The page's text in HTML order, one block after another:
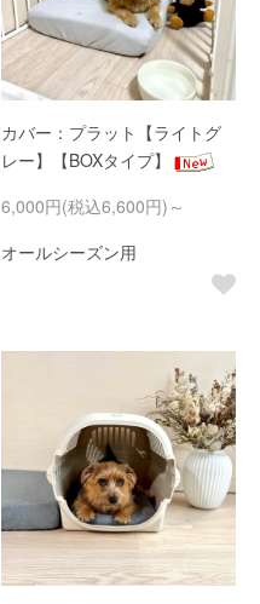
カバー：プラット【ライトグ
レー】【BOXタイプ】
6,000円(税込6,600円)～
オールシーズン用